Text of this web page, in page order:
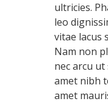
ultricies.
leo
vitae lacus
Nam non
nec arcu ut
amet nibh
amet